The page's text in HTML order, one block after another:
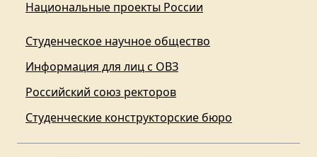
Национальные проекты России
Студенческое научное общество
Информация для лиц с ОВЗ
Российский союз ректоров
Студенческие конструкторские бюро